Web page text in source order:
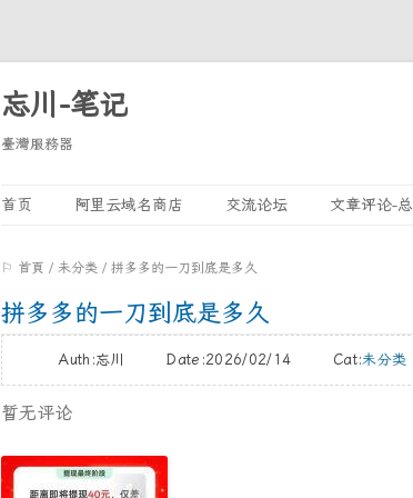
忘川-笔记
臺灣服務器
首页 阿里云域名商店 交流论坛 文章评论-总
⚐ 首頁 / 未分类 / 拼多多的一刀到底是多久
拼多多的一刀到底是多久
Auth:忘川 Date:2026/02/14 Cat:未分类
暂无评论